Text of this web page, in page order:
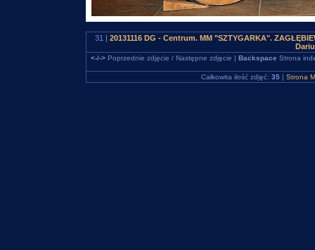
31 | 20131116 DG - Centrum. MM "SZTYGARKA".
<-/->Poprzednie zdjęcie / Następne zdjęcie | Backspace Strona
Całkowita ilość zdjęć: 35 | Strona